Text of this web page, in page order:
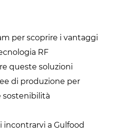
per scoprire i vantaggi
RF
queste soluzioni
di produzione per
sostenibilità
incontrarvi a Gulfood